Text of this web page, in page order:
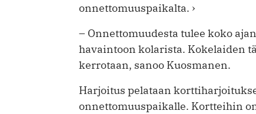
onnettomuuspaikalta. ›
– Onnettomuudesta tulee koko
havaintoon kolarista. Kokelaiden
kerrotaan, sanoo Kuosmanen.
Harjoitus pelataan
onnettomuuspaikalle. Kortteihin